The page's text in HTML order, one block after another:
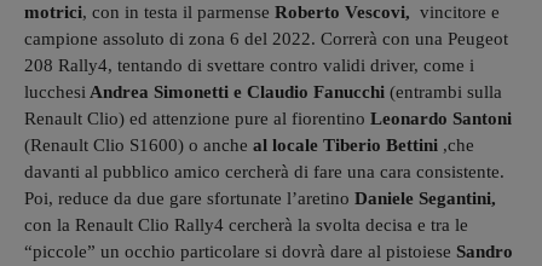
motrici, con in testa il parmense Roberto Vescovi, vincitore e
campione assoluto di zona 6 del 2022. Correrà con una Peugeot
208 Rally4, tentando di svettare contro validi driver, come i
lucchesi Andrea Simonetti e Claudio Fanucchi (entrambi sulla
Renault Clio) ed attenzione pure al fiorentino Leonardo Santoni
(Renault Clio S1600) o anche al locale Tiberio Bettini ,che
davanti al pubblico amico cercherà di fare una cara consistente.
Poi, reduce da due gare sfortunate l’aretino Daniele Segantini,
con la Renault Clio Rally4 cercherà la svolta decisa e tra le
“piccole” un occhio particolare si dovrà dare al pistoiese Sandro